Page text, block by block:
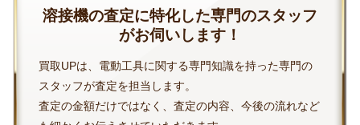
溶接機の査定に特化した専門のスタッフ
がお伺いします！
買取UPは、電動工具に関する専門知識を持った専門の
スタッフが査定を担当します。
査定の金額だけではなく、査定の内容、今後の流れなど